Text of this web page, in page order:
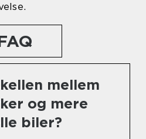
mellem
og mere
biler?